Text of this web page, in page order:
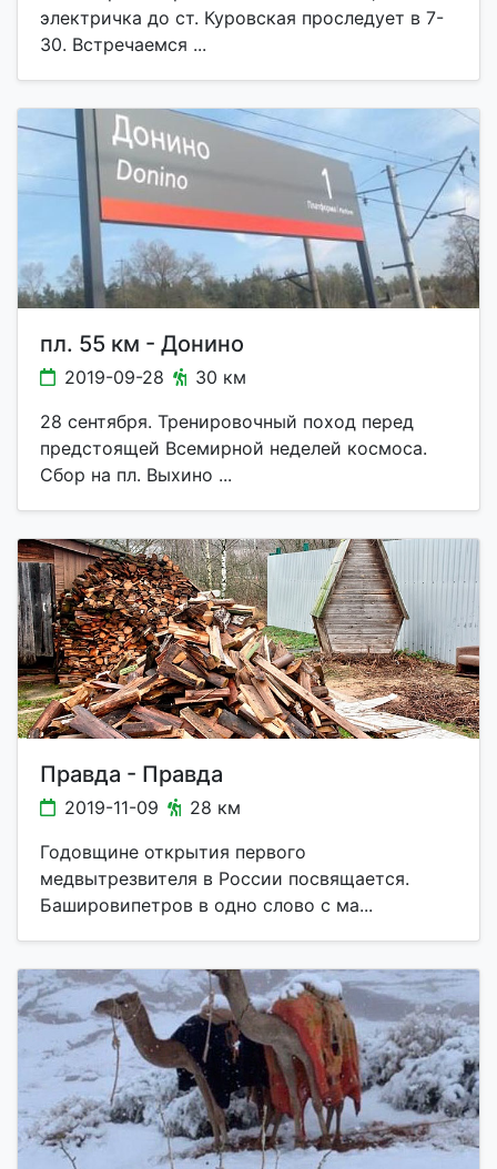
электричка до ст. Куровская проследует в 7-
30. Встречаемся ...
пл. 55 км - Донино
2019-09-28
30 км
28 сентября. Тренировочный поход перед
предстоящей Всемирной неделей космоса.
Сбор на пл. Выхино ...
Правда - Правда
2019-11-09
28 км
Годовщине открытия первого
медвытрезвителя в России посвящается.
Башировипетров в одно слово с ма...